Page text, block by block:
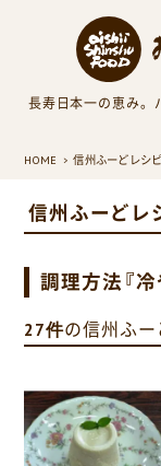
長寿日本一の恵み。
HOME 信州ふーどレシピ
信州ふーどレ
調理方法『
27件の信州ふー